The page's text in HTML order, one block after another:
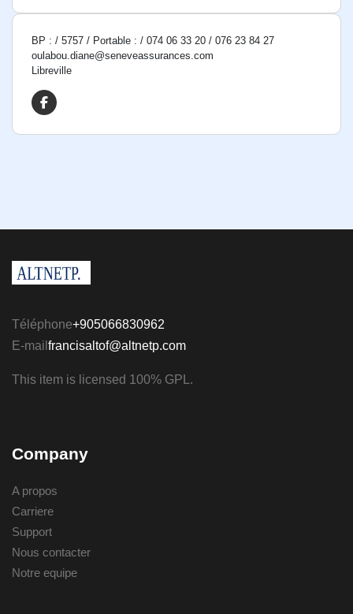
BP : / 5757 / Portable : / 074 06 33 20 / 076 23 84 27
oulabou.diane@seneveassurances.com
Libreville
Téléphone+905066830962
E-mail francisaltof@altnetp.com
This item is licensed 100% GPL.
Company
A propos
Carriere
Support
Nous contacter
Notre equipe